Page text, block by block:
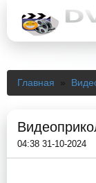
Главная »
04:38 31-10-2024